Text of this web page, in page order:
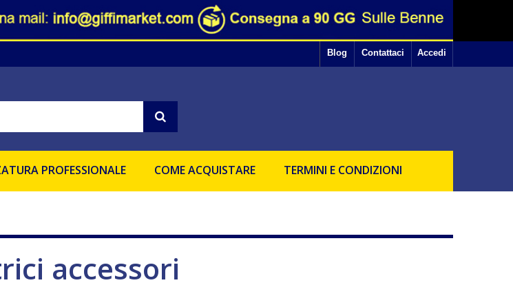
Accedi
Contattaci
Blog
PROFESSIONALE COME ACQUISTARE TERMINI E CONDIZIONI
accessori
di pubblicità e servizi che riescano ad allinearsi alle tue preferenze.
il consenso all'utilizzo di tutti o ad alcuni cookie ti basta interrompere la navigazione sul sito.
qualsiasi della stessa acconsenti all'uso dei suddetti cookie.